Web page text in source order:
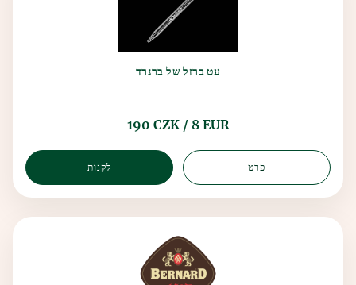
עט ברזל של ברנרד
190 CZK / 8 EUR
לקנות פרט